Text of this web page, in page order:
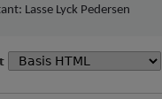
Lasse Lyck Pedersen